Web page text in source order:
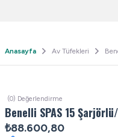
Anasayfa Av Tüfekleri
(0) Değerlendirme
Benelli SPAS 15
₺88.600,80